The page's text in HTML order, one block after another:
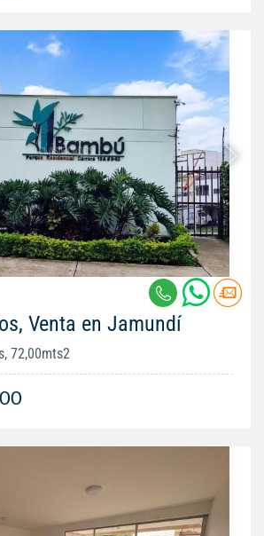
Venta en Jamundí
72,00mts2